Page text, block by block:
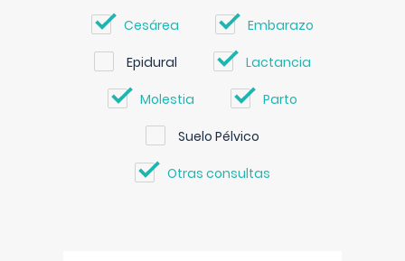
Cesárea Embarazo
Epidural Lactancia
Molestia Parto
Suelo Pélvico
Otras consultas